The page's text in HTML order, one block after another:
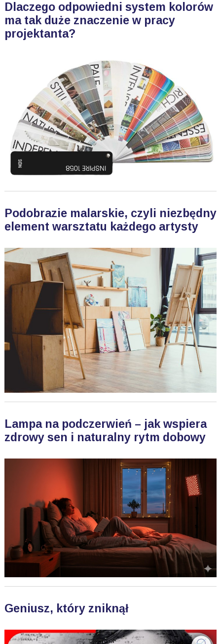
Dlaczego odpowiedni system kolorów
ma tak duże znaczenie w pracy
projektanta?
Podobrazie malarskie, czyli niezbędny
element warsztatu każdego artysty
Lampa na podczerwień – jak wspiera
zdrowy sen i naturalny rytm dobowy
Geniusz, który zniknął